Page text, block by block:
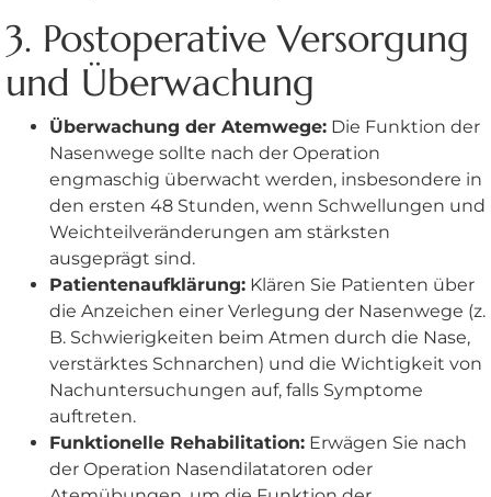
3. Postoperative Versorgung
und Überwachung
Überwachung der Atemwege: Die Funktion der
Nasenwege sollte nach der Operation
engmaschig überwacht werden, insbesondere in
den ersten 48 Stunden, wenn Schwellungen und
Weichteilveränderungen am stärksten
ausgeprägt sind.
Patientenaufklärung: Klären Sie Patienten über
die Anzeichen einer Verlegung der Nasenwege (z.
B. Schwierigkeiten beim Atmen durch die Nase,
verstärktes Schnarchen) und die Wichtigkeit von
Nachuntersuchungen auf, falls Symptome
auftreten.
Funktionelle Rehabilitation: Erwägen Sie nach
der Operation Nasendilatatoren oder